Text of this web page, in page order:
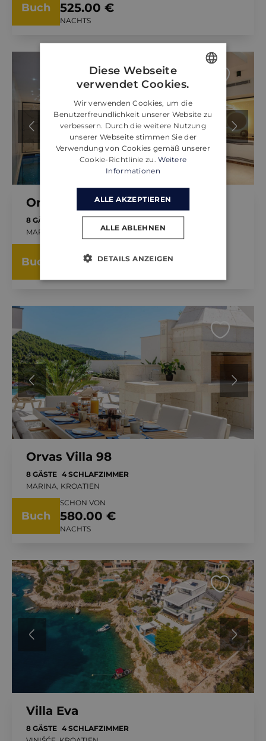
Buch 525.00 €
NACHTS
Orvas Villa 97
8 GÄSTE
4 SCHLAFZIMMER
MARINA, KROATIEN
Buch 685.00 €
Orvas Villa 98
8 GÄSTE 4 SCHLAFZIMMER
MARINA, KROATIEN
Buch
SCHON VON
580.00 €
NACHTS
Villa Eva
8 GÄSTE 4 SCHLAFZIMMER
ENGLISH
GERMAN
Diese Webseite
verwendet Cookies.
Wir verwenden Cookies, um die
Benutzerfreundlichkeit unserer Website zu
verbessern. Durch die weitere Nutzung
unserer Webseite stimmen Sie der
Verwendung von Cookies gemäß unserer
Cookie-Richtlinie zu. Weitere
Informationen
ALLE AKZEPTIEREN
ALLE ABLEHNEN
DETAILS ANZEIGEN